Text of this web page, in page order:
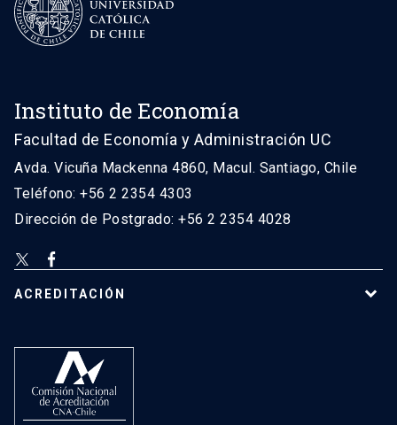
Instituto de Economía
Facultad de Economía y Administración UC
Avda. Vicuña Mackenna 4860, Macul. Santiago, Chile
Teléfono: +56 2 2354 4303
Dirección de Postgrado: +56 2 2354 4028
ACREDITACIÓN